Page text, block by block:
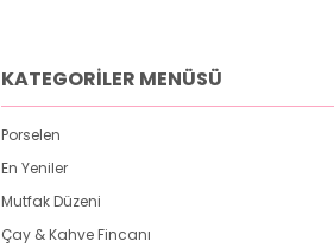
KATEGORİLER MENÜSÜ
Porselen
En Yeniler
Mutfak Düzeni
Çay & Kahve Fincanı